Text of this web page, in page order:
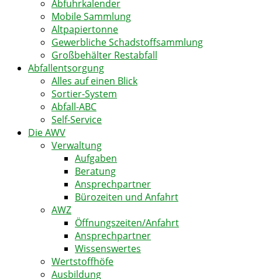
Abfuhrkalender
Mobile Sammlung
Altpapiertonne
Gewerbliche Schadstoffsammlung
Großbehälter Restabfall
Abfallentsorgung
Alles auf einen Blick
Sortier-System
Abfall-ABC
Self-Service
Die AWV
Verwaltung
Aufgaben
Beratung
Ansprechpartner
Bürozeiten und Anfahrt
AWZ
Öffnungszeiten/Anfahrt
Ansprechpartner
Wissenswertes
Wertstoffhöfe
Ausbildung